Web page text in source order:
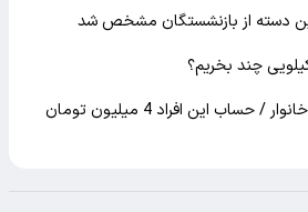
دسته از بازنشستگان مشخص شد
چند بخریم؟
خبر مهم برای سرپرستان خانوار / حساب این افراد 4 میلیون تومان